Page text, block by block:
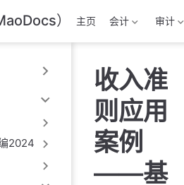
） 主页 会计 审计
2024
收入准
则应用
案例
——基